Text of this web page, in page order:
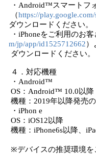
・Android™スマートフ
（https://
ダウンロードください。
・iPhoneをご利用のお
m/jp/app/id1525712662）
ダウンロードください。
４．対応機種
・Android™
OS：Android™ 10.0以降
機種：2019年以降発売
・iPhon e
OS：iOS12以降
機種：iPhone6s以降、
※デバイスの推奨環境を